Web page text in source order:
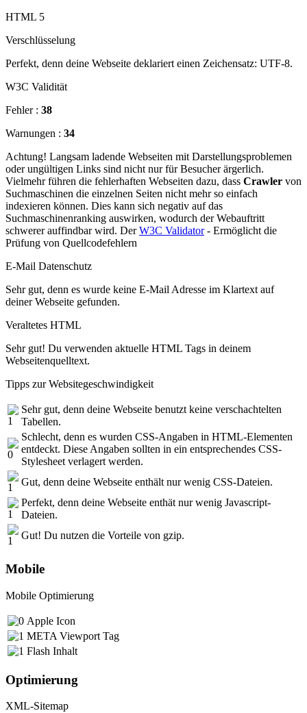
HTML 5
Verschlüsselung
Perfekt, denn deine Webseite deklariert einen Zeichensatz: UTF-8.
W3C Validität
Fehler : 38
Warnungen : 34
Achtung! Langsam ladende Webseiten mit Darstellungsproblemen
oder ungültigen Links sind nicht nur für Besucher ärgerlich.
Vielmehr führen die fehlerhaften Webseiten dazu, dass Crawler von
Suchmaschinen die einzelnen Seiten nicht mehr so einfach
indexieren können. Dies kann sich negativ auf das
Suchmaschinenranking auswirken, wodurch der Webauftritt
schwerer auffindbar wird. DerW3C Validator- Ermöglicht die
Prüfung von Quellcodefehlern
E-Mail Datenschutz
Sehr gut, denn es wurde keine E-Mail Adresse im Klartext auf
deiner Webseite gefunden.
Veraltetes HTML
Sehr gut! Du verwenden aktuelle HTML Tags in deinem
Webseitenquelltext.
Tipps zur Websitegeschwindigkeit
Sehr gut, denn deine Webseite benutzt keine verschachtelten
Tabellen.
Schlecht, denn es wurden CSS-Angaben in HTML-Elementen
entdeckt. Diese Angaben sollten in ein entsprechendes CSS-
Stylesheet verlagert werden.
Gut, denn deine Webseite enthält nur wenig CSS-Dateien.
Perfekt, denn deine Webseite enthät nur wenig Javascript-
Dateien.
Gut! Du nutzen die Vorteile von gzip.
Mobile
Mobile Optimierung
Apple Icon
META Viewport Tag
Flash Inhalt
Optimierung
XML-Sitemap